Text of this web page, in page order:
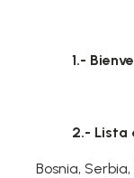
1.-
2.- Lista
Bosnia,